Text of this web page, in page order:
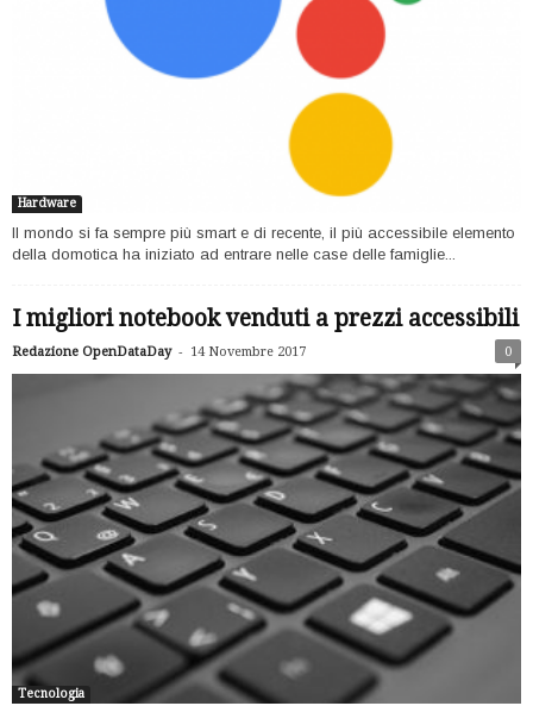
Hardware
Il mondo si fa sempre più smart e di recente, il più accessibile elemento
della domotica ha iniziato ad entrare nelle case delle famiglie...
I migliori notebook venduti a prezzi accessibili
Redazione OpenDataDay - 14 Novembre 2017 0
Tecnologia